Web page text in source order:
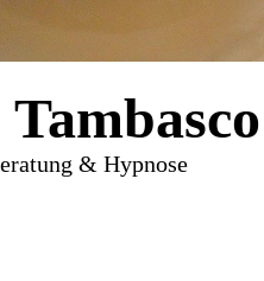
& Hypnose